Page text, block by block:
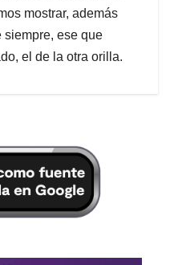
mostrar, además
siempre, ese que
el de la otra orilla.